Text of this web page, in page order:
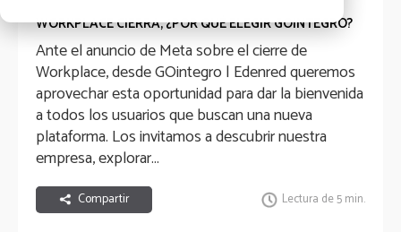
Employee Experience
Comunicación Interna
RRHH
WORKPLACE CIERRA, ¿POR QUÉ ELEGIR GOINTEGRO?
Ante el anuncio de Meta sobre el cierre de
Workplace, desde GOintegro | Edenred queremos
aprovechar esta oportunidad para dar la bienvenida
a todos los usuarios que buscan una nueva
plataforma. Los invitamos a descubrir nuestra
empresa, explorar...
Compartir Lectura de 5 min.